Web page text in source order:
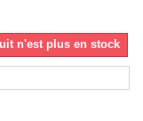
n'est plus en stock